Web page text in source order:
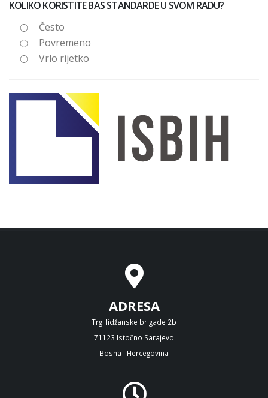
KOLIKO KORISTITE BAS STANDARDE U SVOM RADU?
Često
Povremeno
Vrlo rijetko
ADRESA
Trg Ilidžanske brigade 2b
71123 Istočno Sarajevo
Bosna i Hercegovina